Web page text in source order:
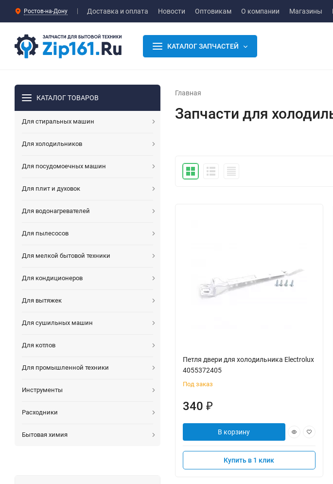
Ростов-на-Дону Доставка и оплата Новости Оптовикам О компании Магазины
КАТАЛОГ ЗАПЧАСТЕЙ
КАТАЛОГ ТОВАРОВ
Для стиральных машин
Для холодильников
Для посудомоечных машин
Для плит и духовок
Для водонагревателей
Для пылесосов
Для мелкой бытовой техники
Для кондиционеров
Для вытяжек
Для сушильных машин
Для котлов
Для промышленной техники
Инструменты
Расходники
Бытовая химия
Главная
Запчасти для
Петля двери для холодильника Electrolux
4055372405
Под заказ
340 ₽
В корзину
Купить в 1 клик